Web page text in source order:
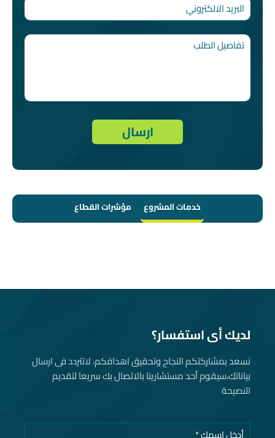
خدمات المشروع مؤشرات القطاع
لديك أى استفسار؟
نسعد بمشاركتكم النجاح وتحقيق اهدافكم، لاتتردد فى ارسال
بياناتك، سيقوم أحد مستشارينا بالاتصال بك سريعا لتقديم
النصيحة